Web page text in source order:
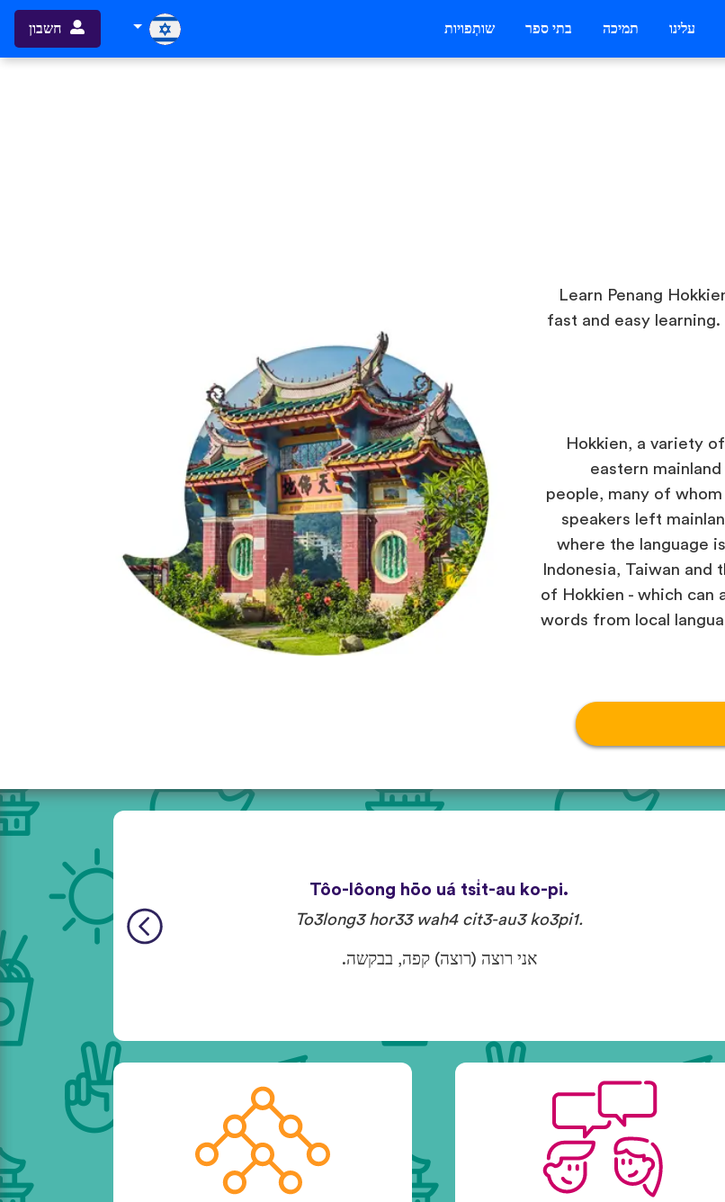
עלינו תמיכה בתי ספר שותְפויות חשבון
Learn Penang
fast and easy
Hokkien, a variety
eastern
people, many of
speakers left
where the language
Indonesia, Taiwan
of Hokkien - which can
words from local
Tôo-lôong hōo uá tsi̍t-au ko-pi.
To3long3 hor33 wah4 cit3-au3 ko3pi1.
אני רוצה (רוצה) קפה, בבקשה.